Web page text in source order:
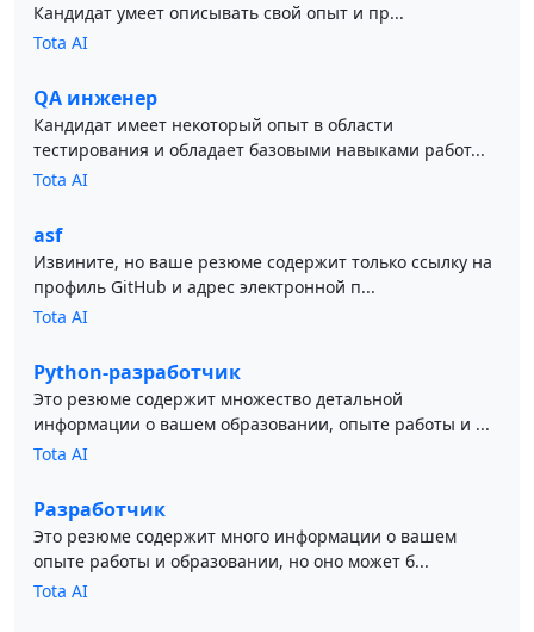
Кандидат умеет описывать свой опыт и пр...
Tota AI
QA инженер
Кандидат имеет некоторый опыт в области
тестирования и обладает базовыми навыками работ...
Tota AI
asf
Извините, но ваше резюме содержит только ссылку на
профиль GitHub и адрес электронной п...
Tota AI
Python-разработчик
Это резюме содержит множество детальной
информации о вашем образовании, опыте работы и ...
Tota AI
Разработчик
Это резюме содержит много информации о вашем
опыте работы и образовании, но оно может б...
Tota AI